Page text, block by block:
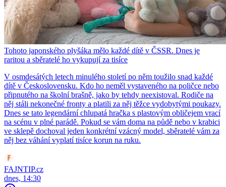
Tohoto japonského plyšáka mělo každé dítě v ČSSR. Dnes je
raritou a sběratelé ho vykupují za tisíce
V osmdesátých letech minulého století po něm toužilo snad každé
dítě v Československu. Kdo ho neměl vystaveného na poličce nebo
připnutého na školní brašně, jako by tehdy neexistoval. Rodiče na
něj stáli nekonečné fronty a platili za něj těžce vydobytými poukazy.
Dnes se tato legendární chlupatá hračka s plastovým obličejem vrací
na scénu v plné parádě. Pokud se vám doma na půdě nebo v krabici
ve sklepě dochoval jeden konkrétní vzácný model, sběratelé vám za
něj bez váhání vyplatí tisíce korun na ruku.
FAJNTIP.cz
dnes, 14:30